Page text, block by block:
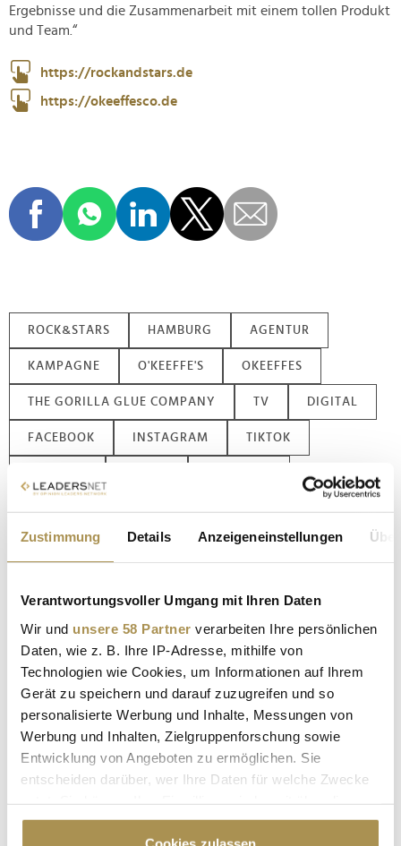
Zustimmung Details Anzeigeneinstellungen
Verantwortungsvoller Umgang mit Ihren Daten
Wir und unsere 58 Partner verarbeiten Ihre persönlichen
Daten, wie z. B. Ihre IP-Adresse, mithilfe von
Technologien wie Cookies, um Informationen auf Ihrem
Gerät zu speichern und darauf zuzugreifen und so
personalisierte Werbung und Inhalte, Messungen von
Werbung und Inhalten, Zielgruppenforschung sowie
Entwicklung von Angeboten zu ermöglichen. Sie
entscheiden darüber, wer Ihre Daten für welche Zwecke
Cookie-Erklärung oder durch Klicken auf das Privacy
Ergebnisse und die Zusammenarbeit mit einem tollen Produkt
und Team.“
https://rockandstars.de
https://okeeffesco.de
ROCK&STARS HAMBURG AGENTUR
KAMPAGNE O'KEEFFE'S OKEEFFES
THE GORILLA GLUE COMPANY TV DIGITAL
FACEBOOK INSTAGRAM TIKTOK
MARKETING SKINCARE
INFLUENCER MARKETING JULIA SEYFFART
Kommentar veröffentlichen
Kommentar:*